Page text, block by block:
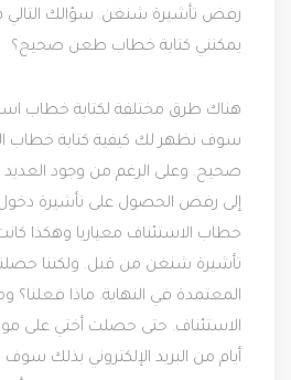
رفض تأشيرة شنغن. سؤالك التالي
يمكنني كتابة خطاب طعن صحيح؟
هناك طرق مختلفة لكتابة خطاب
سوف نظهر لك كيفية كتابة خطاب
صحيح. وعلى الرغم من وجود العديد
إلى رفض الحصول على تأشيرة
خطاب الاستئناف معياريا وهكذا
تأشيرة شنغن من قبل. ولكننا
المعتمدة في النهاية. ماذا فعلنا؟
أيام من البريد الإلكتروني بذلك سوف